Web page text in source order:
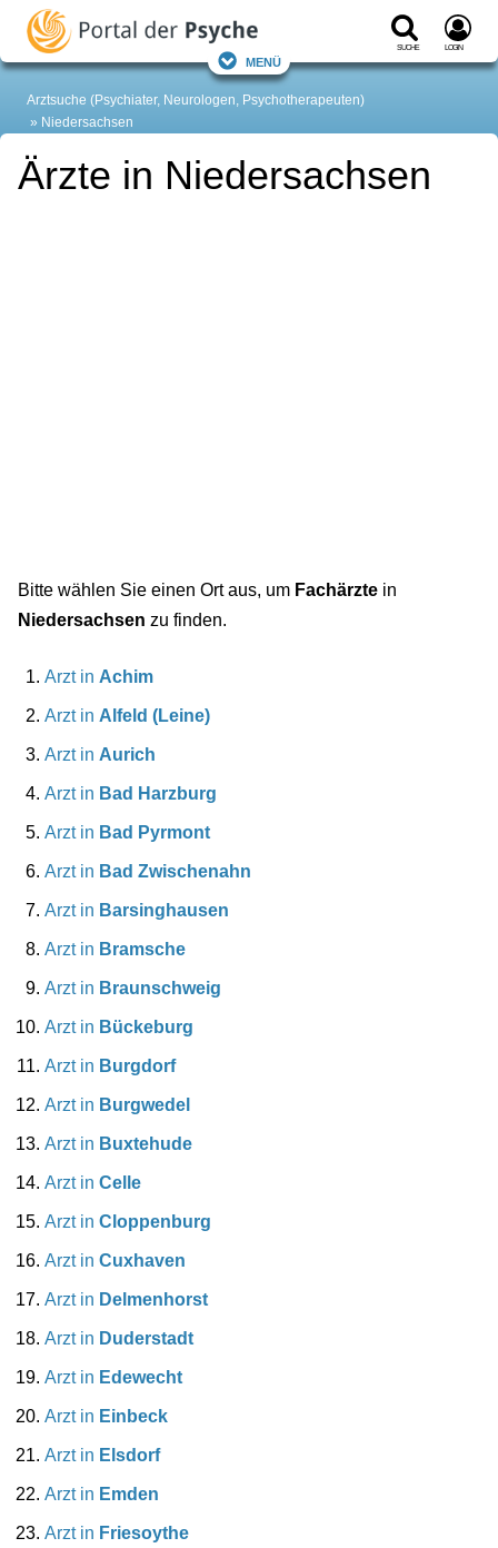
Suche Login
Menü
Arztsuche (Psychiater, Neurologen, Psychotherapeuten)
Niedersachsen
Ärzte in Niedersachsen
Bitte wählen Sie einen Ort aus, um Fachärzte in
Niedersachsen zu finden.
Arzt in Achim
Arzt in Alfeld (Leine)
Arzt in Aurich
Arzt in Bad Harzburg
Arzt in Bad Pyrmont
Arzt in Bad Zwischenahn
Arzt in Barsinghausen
Arzt in Bramsche
Arzt in Braunschweig
Arzt in Bückeburg
Arzt in Burgdorf
Arzt in Burgwedel
Arzt in Buxtehude
Arzt in Celle
Arzt in Cloppenburg
Arzt in Cuxhaven
Arzt in Delmenhorst
Arzt in Duderstadt
Arzt in Edewecht
Arzt in Einbeck
Arzt in Elsdorf
Arzt in Emden
Arzt in Friesoythe